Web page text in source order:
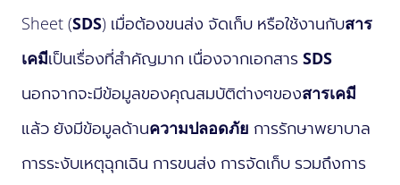
Sheet (SDS) เมื่อต้องขนส่ง จัดเก็บ หรือใช้งานกับสาร
เคมีเป็นเรื่องที่สำคัญมาก เนื่องจากเอกสาร SDS
นอกจากจะมีข้อมูลของคุณสมบัติต่างๆของสารเคมี
แล้ว ยังมีข้อมูลด้านความปลอดภัย การรักษาพยาบาล
การระงับเหตุฉุกเฉิน การขนส่ง การจัดเก็บ รวมถึงการ